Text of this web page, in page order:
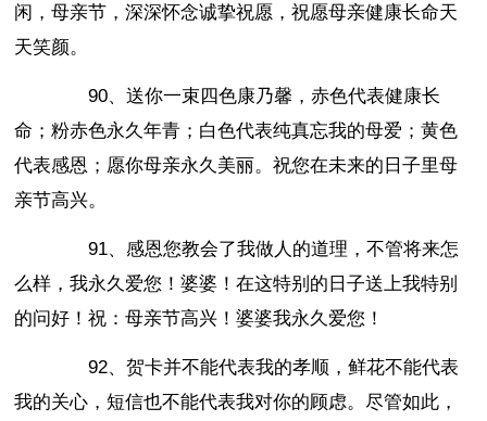
闲，母亲节，深深怀念诚挚祝愿，祝愿母亲健康长命天
天笑颜。
90、送你一束四色康乃馨，赤色代表健康长
命；粉赤色永久年青；白色代表纯真忘我的母爱；黄色
代表感恩；愿你母亲永久美丽。祝您在未来的日子里母
亲节高兴。
91、感恩您教会了我做人的道理，不管将来怎
么样，我永久爱您！婆婆！在这特别的日子送上我特别
的问好！祝：母亲节高兴！婆婆我永久爱您！
92、贺卡并不能代表我的孝顺，鲜花不能代表
我的关心，短信也不能代表我对你的顾虑。尽管如此，